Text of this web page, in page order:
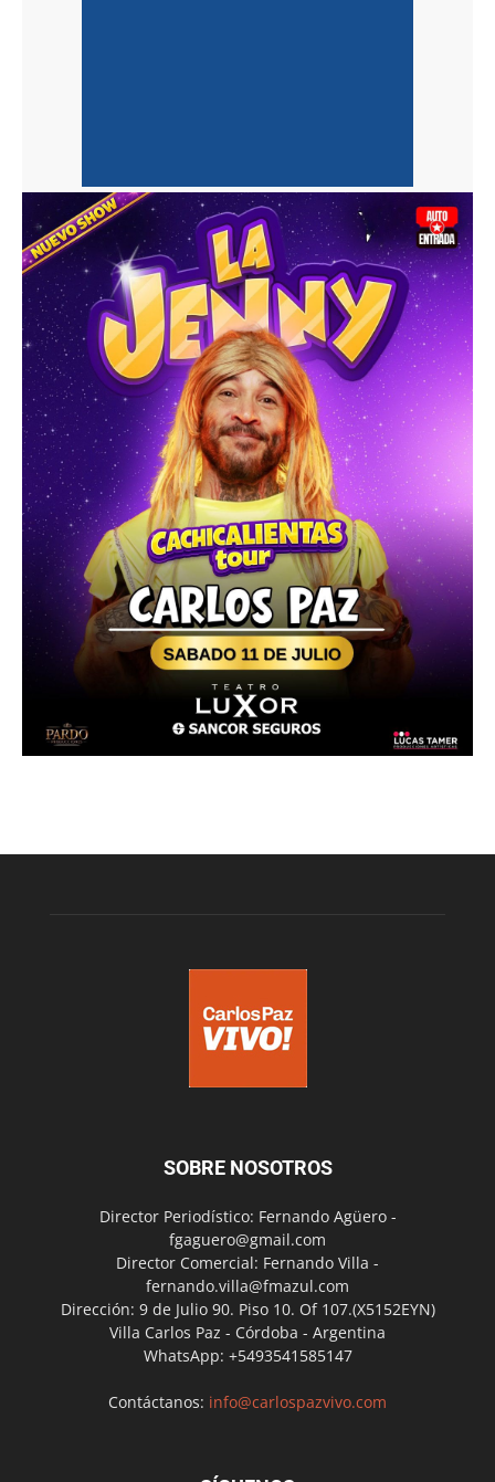
SOBRE NOSOTROS
Director Periodístico: Fernando Agüero -
fgaguero@gmail.com
Director Comercial: Fernando Villa -
fernando.villa@fmazul.com
Dirección: 9 de Julio 90. Piso 10. Of 107.(X5152EYN)
Villa Carlos Paz - Córdoba - Argentina
WhatsApp: +5493541585147
Contáctanos: info@carlospazvivo.com